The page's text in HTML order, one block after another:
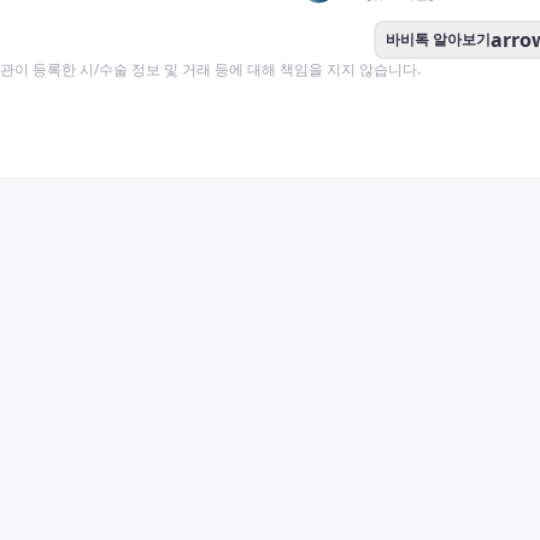
바비톡 알아보기
이 등록한 시/수술 정보 및 거래 등에 대해 책임을 지지 않습니다.